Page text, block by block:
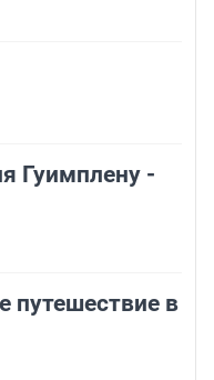
Гуимплену -
путешествие в